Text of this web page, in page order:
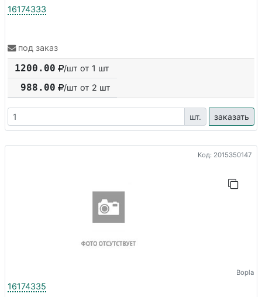
16174333
под заказ
1200.00 /шт от 1 шт
988.00 /шт от 2 шт
шт. заказать
Код: 2015350147
Bopla
16174335